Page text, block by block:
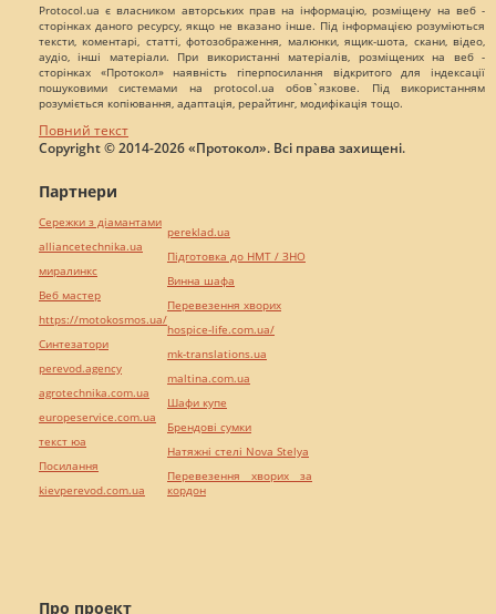
Protocol.ua є власником авторських прав на інформацію, розміщену на веб -
сторінках даного ресурсу, якщо не вказано інше. Під інформацією розуміються
тексти, коментарі, статті, фотозображення, малюнки, ящик-шота, скани, відео,
аудіо, інші матеріали. При використанні матеріалів, розміщених на веб -
сторінках «Протокол» наявність гіперпосилання відкритого для індексації
пошуковими системами на protocol.ua обов`язкове. Під використанням
розуміється копіювання, адаптація, рерайтинг, модифікація тощо.
Повний текст
Copyright © 2014-2026 «Протокол». Всі права захищені.
Про проект
Партнери
Сережки з діамантами
alliancetechnika.ua
миралинкс
Веб мастер
https://motokosmos.ua/
Синтезатори
perevod.agency
agrotechnika.com.ua
europeservice.com.ua
текст юа
Посилання
kievperevod.com.ua
pereklad.ua
Підготовка до НМТ / ЗНО
Винна шафа
Перевезення хворих
hospice-life.com.ua/
mk-translations.ua
maltina.com.ua
Шафи купе
Брендові сумки
Натяжні стелі Nova Stelya
Перевезення хворих за
кордон